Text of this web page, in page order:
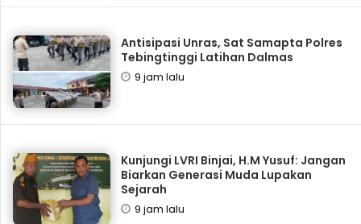
Antisipasi Unras, Sat Samapta Polres
Tebingtinggi Latihan Dalmas
9 jam lalu
Kunjungi LVRI Binjai, H.M Yusuf: Jangan
Biarkan Generasi Muda Lupakan
Sejarah
9 jam lalu